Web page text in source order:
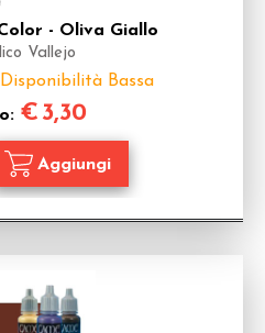
- Oliva Giallo
Vallejo
Disponibilità Bassa
€ 3,30